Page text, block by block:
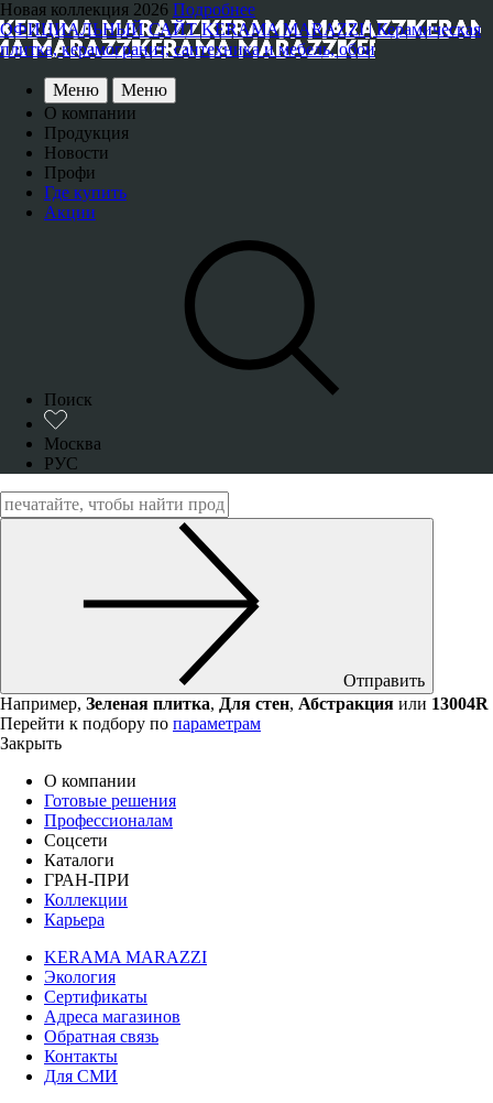
Новая коллекция 2026 Подробнее
ОФИЦИАЛЬНЫЙ САЙТ KERAMA MARAZZI | Керамическая
плитка, керамогранит, сантехника и мебель, обои
Меню
Меню
О компании
Продукция
Новости
Профи
Где купить
Акции
Поиск
Москва
РУС
Отправить
Например, Зеленая плитка, Для стен, Абстракция или 13004R
Перейти к подбору по параметрам
Закрыть
О компании
Готовые решения
Профессионалам
Соцсети
Каталоги
ГРАН-ПРИ
Коллекции
Карьера
KERAMA MARAZZI
Экология
Сертификаты
Адреса магазинов
Обратная связь
Контакты
Для СМИ